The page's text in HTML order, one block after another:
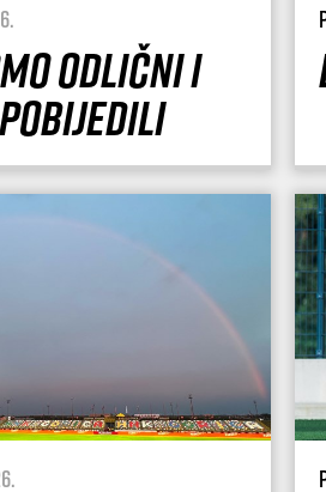
odlični i